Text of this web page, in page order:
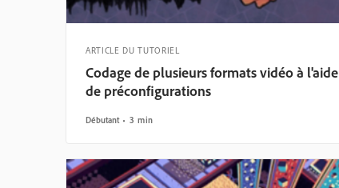
ARTICLE DU TUTORIEL
Codage de plusieurs formats vidéo à l'aide
de préconfigurations
Débutant 3 min